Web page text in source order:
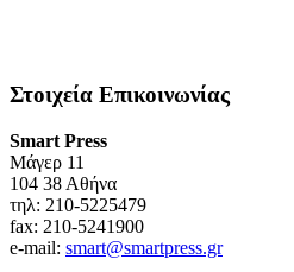
Στοιχεία Επικοινωνίας
Smart Press
Mάγερ 11
104 38 Αθήνα
τηλ: 210-5225479
fax: 210-5241900
e-mail: smart@smartpress.gr